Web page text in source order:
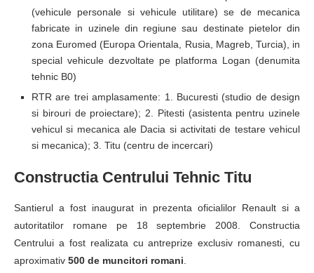
(vehicule personale si vehicule utilitare) se de mecanica
fabricate in uzinele din regiune sau destinate pietelor din
zona Euromed (Europa Orientala, Rusia, Magreb, Turcia), in
special vehicule dezvoltate pe platforma Logan (denumita
tehnic B0)
RTR are trei amplasamente: 1. Bucuresti (studio de design
si birouri de proiectare); 2. Pitesti (asistenta pentru uzinele
vehicul si mecanica ale Dacia si activitati de testare vehicul
si mecanica); 3. Titu (centru de incercari)
Constructia Centrului Tehnic Titu
Santierul a fost inaugurat in prezenta oficialilor Renault si a
autoritatilor romane pe 18 septembrie 2008. Constructia
Centrului a fost realizata cu antreprize exclusiv romanesti, cu
aproximativ 500 de muncitori romani